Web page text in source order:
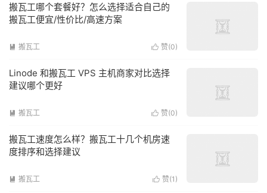
搬瓦工哪个套餐好？怎么选择适合自己的
搬瓦工便宜/性价比/高速方案
 赞(0)
 搬瓦工
Linode 和搬瓦工 VPS 主机商家对比选择
建议哪个更好
 赞(0)
 搬瓦工
搬瓦工速度怎么样？搬瓦工十几个机房速
度排序和选择建议
 赞(1 )
 搬瓦工